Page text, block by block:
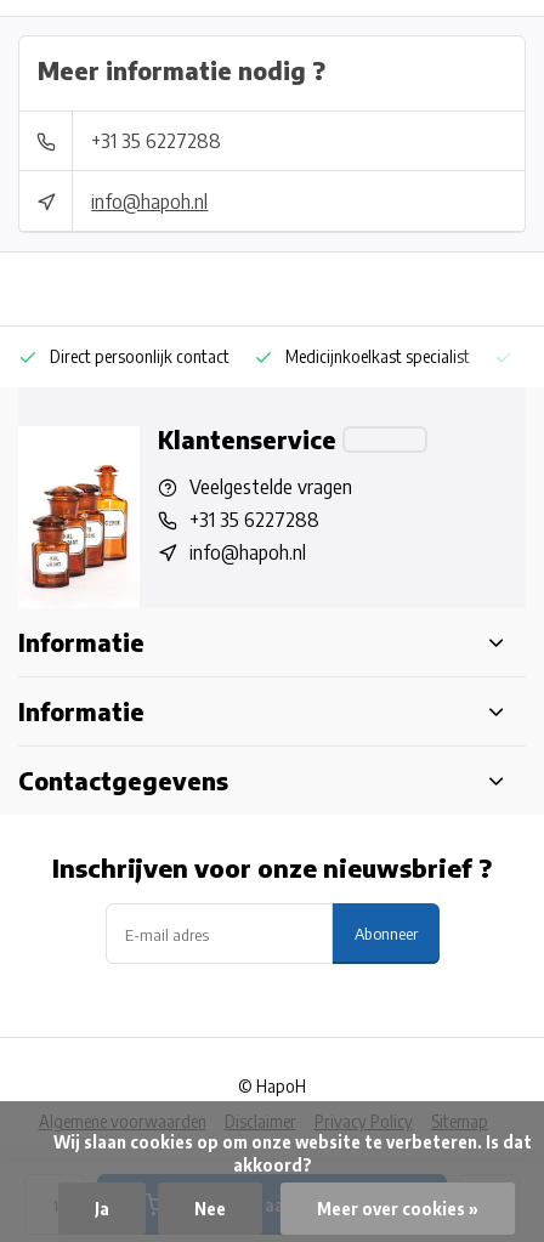
Toevoegen aan winkelwagen
Meer informatie nodig ?
+31 35 6227288
info@hapoh.nl
Direct persoonlijk contact Medicijnkoelkast specialist
Klantenservice
Veelgestelde vragen
+31 35 6227288
info@hapoh.nl
Informatie
Informatie
Contactgegevens
Inschrijven voor onze nieuwsbrief ?
Abonneer
Algemene voorwaarden Disclaimer Privacy Policy Sitemap
© HapoH
akkoord?
Ja Nee Meer over cookies »